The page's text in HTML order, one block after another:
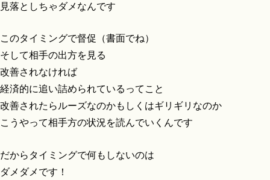
見落としちゃダメなんです
このタイミングで督促（書面でね）
そして相手の出方を見る
改善されなければ
経済的に追い詰められているってこと
改善されたらルーズなのかもしくはギリギリなのか
こうやって相手方の状況を読んでいくんです
だからタイミングで何もしないのは
ダメダメです！